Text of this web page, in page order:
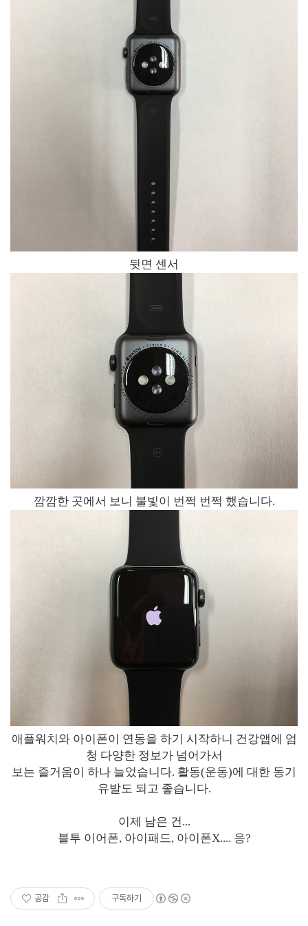
뒷면 센서
깜깜한 곳에서 보니 불빛이 번쩍 번쩍 했습니다.
애플워치와 아이폰이 연동을 하기 시작하니 건강앱에 엄
청 다양한 정보가 넘어가서
보는 즐거움이 하나 늘었습니다. 활동(운동)에 대한 동기
유발도 되고 좋습니다.
이제 남은 건...
블투 이어폰, 아이패드, 아이폰X.... 응?
공감 구독하기